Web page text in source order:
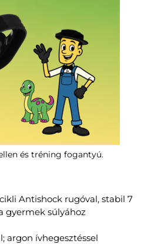
és tréning fogantyú.
Antishock rugóval, stabil 7
gyermek súlyához
argon ívhegesztéssel